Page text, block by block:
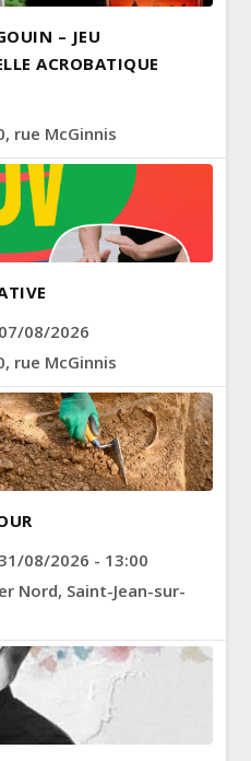
– JEU
ACROBATIQUE
rue McGinnis
08/2026
rue McGinnis
08/2026 - 13:00
Nord, Saint-Jean-sur-